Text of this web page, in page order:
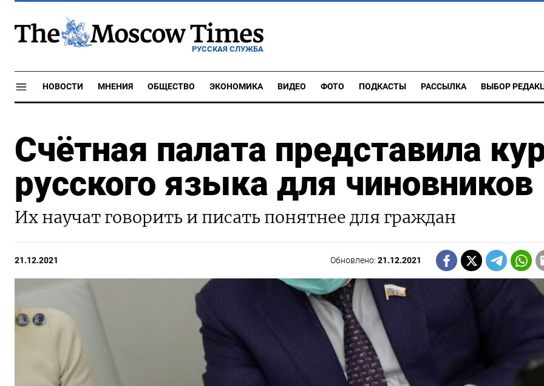
РУССКАЯ СЛУЖБА
НОВОСТИ МНЕНИЯ ОБЩЕСТВО ЭКОНОМИКА ВИДЕО ФОТО ПОДКАСТЫ РАССЫЛКА ВЫБОР
Счётная палата представила
русского языка для чиновников
Их научат говорить и писать понятнее для граждан
21.12.2021 Обновлено:21.12.2021